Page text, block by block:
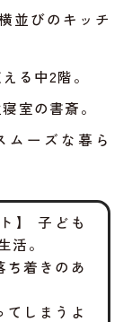
並びのキッチ
る中2階。
室の書斎。
ーズな暮ら
】 子ども
活。
ち着きのあ
てしまうよ